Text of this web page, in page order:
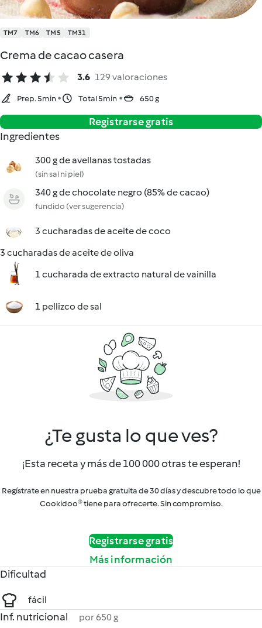
TM7 TM6 TM5 TM31
Crema de cacao casera
3.6 129 valoraciones
Prep. 5min Total 5min 650 g
Registrarse gratis
Ingredientes
300 g de avellanas tostadas
(sin sal ni piel)
340 g de chocolate negro (85% de cacao)
fundido (ver sugerencia)
3 cucharadas de aceite de coco
3 cucharadas de aceite de oliva
1 cucharada de extracto natural de vainilla
1 pellizco de sal
¿Te gusta lo que ves?
¡Esta receta y más de 100 000 otras te esperan!
Regístrate en nuestra prueba gratuita de 30 días y descubre todo lo que
Cookidoo® tiene para ofrecerte. Sin compromiso.
Registrarse gratis
Más información
Dificultad
fácil
Inf. nutricional por 650 g